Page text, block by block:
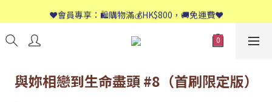
📱歡迎WhatsApp查詢：9558 8661
❤️會員專享：🛍購物滿💰HK$800，🚚免運費❤️
📱歡迎WhatsApp查詢：9558 8661
與妳相戀到生命盡頭 #8（首刷限定版）